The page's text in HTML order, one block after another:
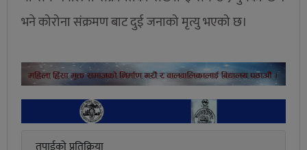
भने कोरोना संक्रमण बाट दुई जनाको मृत्यु भएको छ।